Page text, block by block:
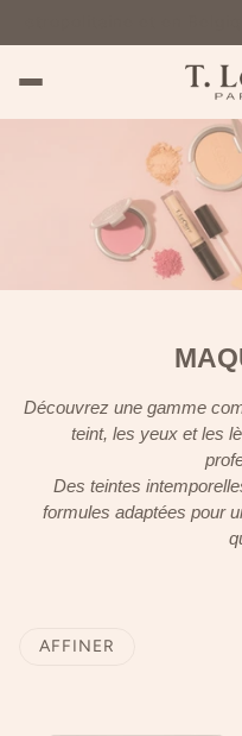
Découvrez une gamme
teint, les yeux et les
Des teintes
formules adaptées pour
AFFINER